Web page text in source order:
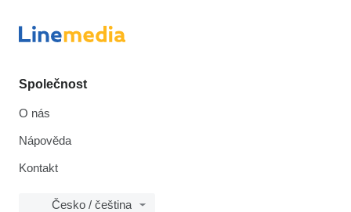
Společnost
O nás
Nápověda
Kontakt
Česko / čeština